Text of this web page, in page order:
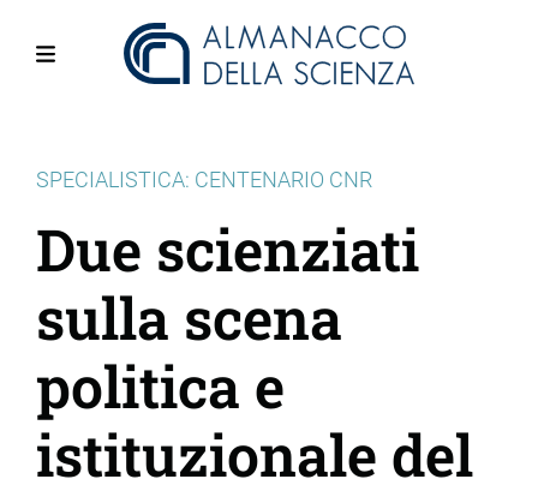
SPECIALISTICA: CENTENARIO CNR
Due scienziati
sulla scena
politica e
istituzionale del